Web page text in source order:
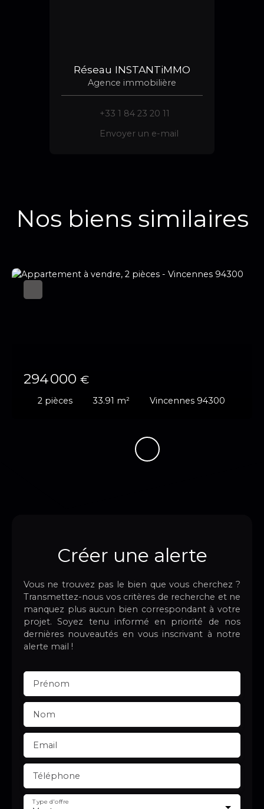
Réseau INSTANTiMMO
Agence immobilière
+33 1 84 23 20 11
Envoyer un e-mail
Nos biens similaires
294 000 €
2 pièces 33.91 m² Vincennes 94300
Créer une alerte
Vous ne trouvez pas le bien que vous cherchez ?
Transmettez-nous vos critères de recherche et ne
manquez plus aucun bien correspondant à votre
projet. Soyez tenu informé en priorité de nos
dernières nouveautés en vous inscrivant à notre
alerte mail !
Prénom
Nom
Email
Téléphone
Type d'offre